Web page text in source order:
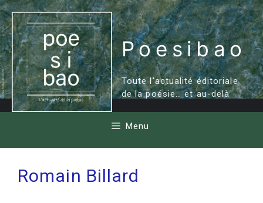
Aller
au
contenu
Poesibao
Toute l'actualité éditoriale
de la poésie… et au-delà
Menu
Romain Billard